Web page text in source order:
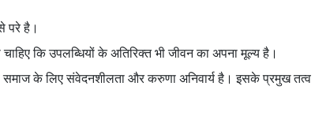
परे है।
चाहिए कि उपलब्धियों के अतिरिक्त भी जीवन का अपना मूल्य है।
समाज के लिए संवेदनशीलता और करुणा अनिवार्य है। इसके प्रमुख तत्व